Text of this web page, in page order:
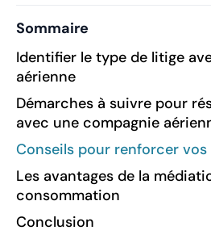
Sommaire
‍Identifier le type de litige
aérienne
Démarches à suivre pour
avec une compagnie
Conseils pour renforcer
Les avantages de la
consommation
Conclusion